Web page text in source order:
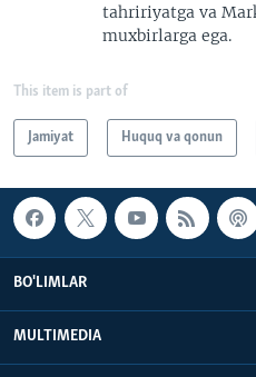
tahririyatga va
muxbirlarga ega.
This item is part of
Jamiyat Huquq va qonun
BO'LIMLAR
MULTIMEDIA